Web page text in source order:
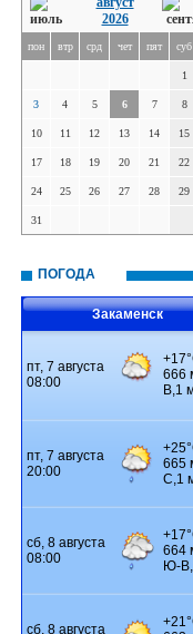
2026
пон втр срд чет пят суб
1
3 4 5 6 7 8
10 11 12 13 14 15
17 18 19 20 21 22
24 25 26 27 28 29
31
ПОГОДА
Закаменск